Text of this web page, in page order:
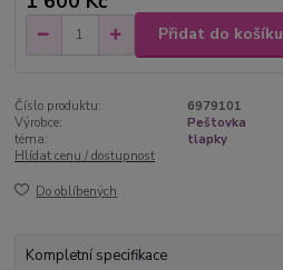
Přidat do košíku
Číslo produktu:
6979101
Výrobce:
Peštovka
téma:
tlapky
Hlídat cenu / dostupnost
Do oblíbených
Kompletní specifikace